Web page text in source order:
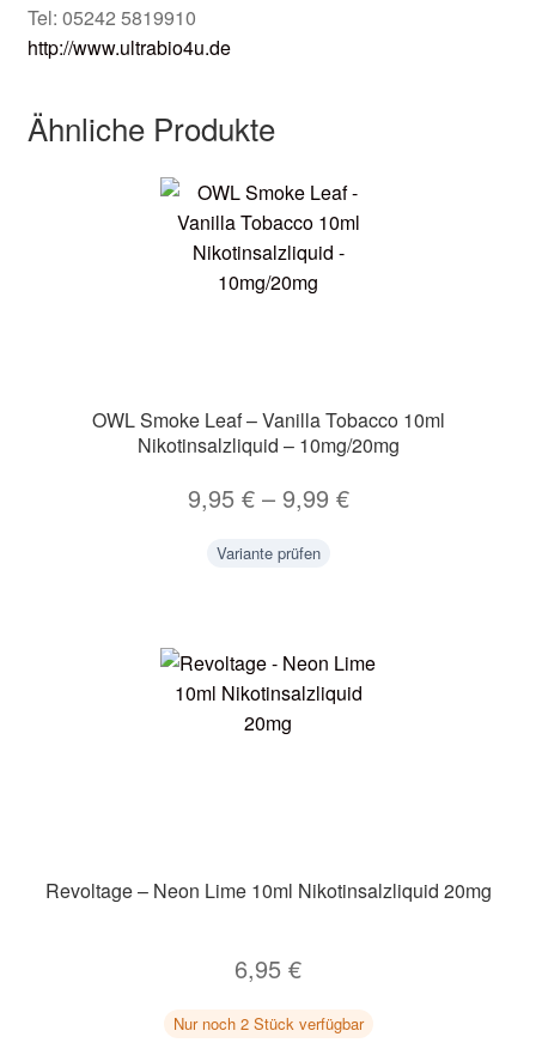
Tel: 05242 5819910
http://www.ultrabio4u.de
Ähnliche Produkte
OWL Smoke Leaf – Vanilla Tobacco 10ml
Nikotinsalzliquid – 10mg/20mg
9,95 €– 9,99 €
Variante prüfen
Revoltage – Neon Lime 10ml Nikotinsalzliquid 20mg
6,95 €
Nur noch 2 Stück verfügbar